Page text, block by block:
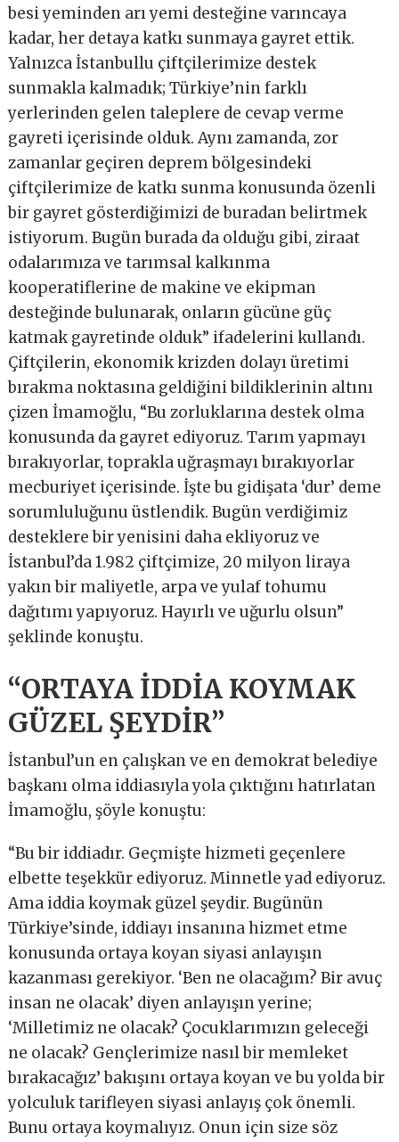
besi yeminden arı yemi desteğine varıncaya
kadar, her detaya katkı sunmaya gayret ettik.
Yalnızca İstanbullu çiftçilerimize destek
sunmakla kalmadık; Türkiye’nin farklı
yerlerinden gelen taleplere de cevap verme
gayreti içerisinde olduk. Aynı zamanda, zor
zamanlar geçiren deprem bölgesindeki
çiftçilerimize de katkı sunma konusunda özenli
bir gayret gösterdiğimizi de buradan belirtmek
istiyorum. Bugün burada da olduğu gibi, ziraat
odalarımıza ve tarımsal kalkınma
kooperatiflerine de makine ve ekipman
desteğinde bulunarak, onların gücüne güç
katmak gayretinde olduk” ifadelerini kullandı.
Çiftçilerin, ekonomik krizden dolayı üretimi
bırakma noktasına geldiğini bildiklerinin altını
çizen İmamoğlu, “Bu zorluklarına destek olma
konusunda da gayret ediyoruz. Tarım yapmayı
bırakıyorlar, toprakla uğraşmayı bırakıyorlar
mecburiyet içerisinde. İşte bu gidişata ‘dur’ deme
sorumluluğunu üstlendik. Bugün verdiğimiz
desteklere bir yenisini daha ekliyoruz ve
İstanbul’da 1.982 çiftçimize, 20 milyon liraya
yakın bir maliyetle, arpa ve yulaf tohumu
dağıtımı yapıyoruz. Hayırlı ve uğurlu olsun”
şeklinde konuştu.
“ORTAYA İDDİA KOYMAK
GÜZEL ŞEYDİR”
İstanbul’un en çalışkan ve en demokrat belediye
başkanı olma iddiasıyla yola çıktığını hatırlatan
İmamoğlu, şöyle konuştu:
“Bu bir iddiadır. Geçmişte hizmeti geçenlere
elbette teşekkür ediyoruz. Minnetle yad ediyoruz.
Ama iddia koymak güzel şeydir. Bugünün
Türkiye’sinde, iddiayı insanına hizmet etme
konusunda ortaya koyan siyasi anlayışın
kazanması gerekiyor. ‘Ben ne olacağım? Bir avuç
insan ne olacak’ diyen anlayışın yerine;
‘Milletimiz ne olacak? Çocuklarımızın geleceği
ne olacak? Gençlerimize nasıl bir memleket
bırakacağız’ bakışını ortaya koyan ve bu yolda bir
yolculuk tarifleyen siyasi anlayış çok önemli.
Bunu ortaya koymalıyız. Onun için size söz